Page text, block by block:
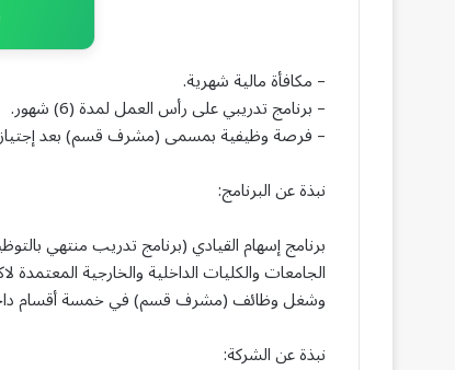
– مكافأة مالية شهرية.
– برنامج تدريبي على رأس العمل لمدة (6) شهور.
– فرصة وظيفية بمسمى (مشرف قسم) بعد إجتياز
نبذة عن البرنامج:
برنامج إسهام القيادي (برنامج تدريب منتهي
الجامعات والكليات الداخلية والخارجية
وشغل وظائف (مشرف قسم) في خمسة أقسام
نبذة عن الشركة: